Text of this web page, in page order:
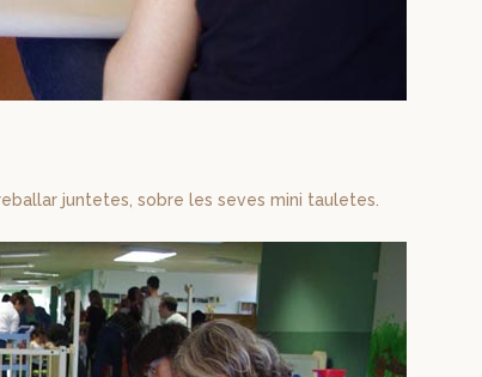
juntetes, sobre les seves mini tauletes.